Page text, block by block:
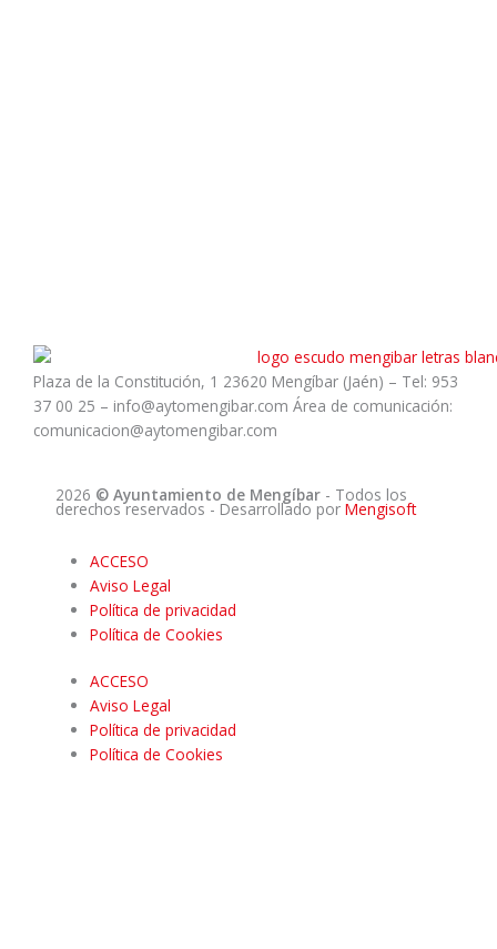
Plaza de la Constitución, 1 23620 Mengíbar (Jaén) – Tel: 953
37 00 25 – info@aytomengibar.com Área de comunicación:
comunicacion@aytomengibar.com
2026 © Ayuntamiento de Mengíbar - Todos los
derechos reservados - Desarrollado por Mengisoft
ACCESO
Aviso Legal
Política de privacidad
Política de Cookies
ACCESO
Aviso Legal
Política de privacidad
Política de Cookies